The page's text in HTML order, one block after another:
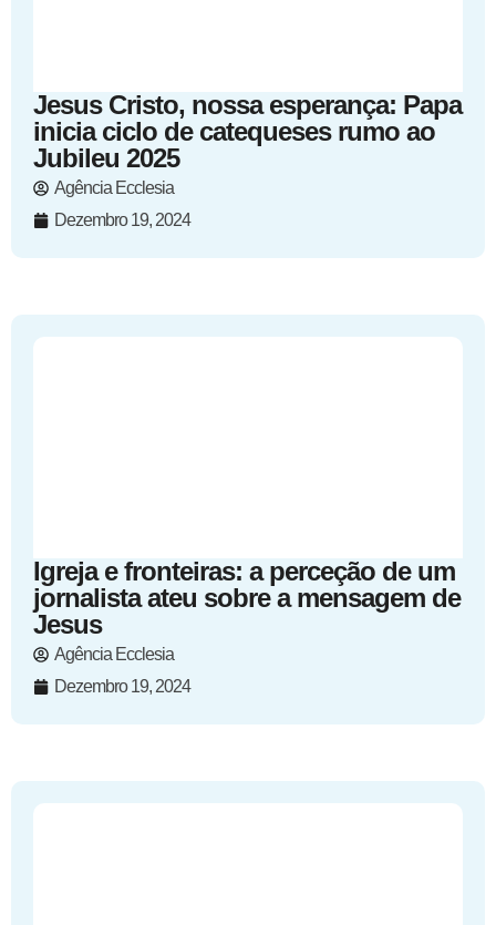
Jesus Cristo, nossa esperança: Papa
inicia ciclo de catequeses rumo ao
Jubileu 2025
Agência Ecclesia
Dezembro 19, 2024
Igreja e fronteiras: a perceção de um
jornalista ateu sobre a mensagem de
Jesus
Agência Ecclesia
Dezembro 19, 2024